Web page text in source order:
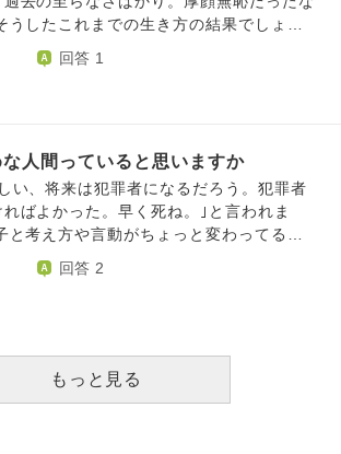
か道はないと思います。 私自身の意見
、勘当するかのどちらかであると思いま
だと思うし、迷惑かけ続けながら死ぬよ
周りも最善であると思います。むしろ、
死ぬよりも他人を不幸にする人間である
し、このようなことを調べてもここまで
、うつ病などの症状、自殺はダメなどの
。結局全く努力しない、非生産的な人間に
けなのかもしれません。相談内容、文脈が
長文であることすべて申し訳ありません。
うしたこれまでの生き方の結果でしょ
子ども2人と夫と暮らし、幸いにも仕事も
上げてきたものが何もないように感じま
はできるでしょうか。
回答 1
人間っていると思いますか
い、将来は犯罪者になるだろう。犯罪者
ばよかった。早く死ね。｣と言われま
殺人や他の人の迷惑になることは絶対にし
だと知ってます。人が死ぬのは悲しいし、
しょうか。私は親に言われている通り、将
回答 2
もっと見る